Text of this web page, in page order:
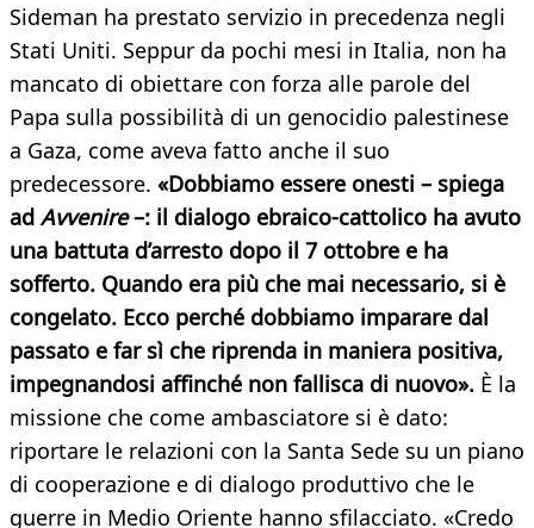
Sideman ha prestato servizio in precedenza negli
Stati Uniti. Seppur da pochi mesi in Italia, non ha
mancato di obiettare con forza alle parole del
Papa sulla possibilità di un genocidio palestinese
a Gaza, come aveva fatto anche il suo
predecessore. «Dobbiamo essere onesti – spiega
ad Avvenire–: il dialogo ebraico-cattolico ha avuto
una battuta d’arresto dopo il 7 ottobre e ha
sofferto. Quando era più che mai necessario, si è
congelato. Ecco perché dobbiamo imparare dal
passato e far sì che riprenda in maniera positiva,
impegnandosi affinché non fallisca di nuovo». È la
missione che come ambasciatore si è dato:
riportare le relazioni con la Santa Sede su un piano
di cooperazione e di dialogo produttivo che le
guerre in Medio Oriente hanno sfilacciato. «Credo